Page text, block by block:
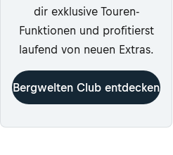
dir exklusive Touren-
Funktionen und profitierst
laufend von neuen Extras.
Bergwelten Club entdecken